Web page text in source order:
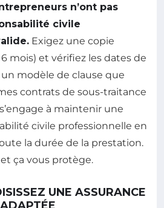
n’ont pas
civile
Exigez une copie
mois) et vérifiez les dates de
un modèle de clause que
contrats de sous-traitance
à maintenir une
civile professionnelle en
la durée de la prestation.
ça vous protège.
UNE ASSURANCE